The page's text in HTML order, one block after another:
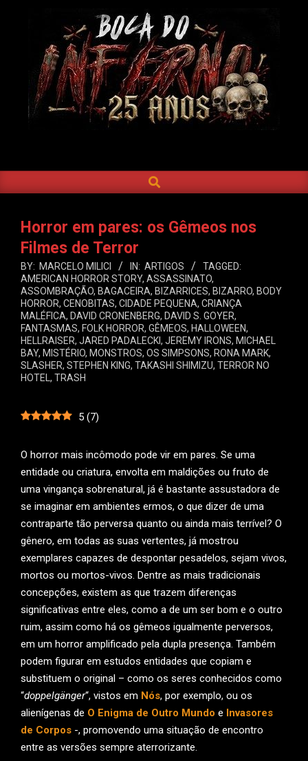
DO
INFERNO
Navigation
SEARCH
Horror em pares: os Gêmeos nos
Filmes de Terror
BY: MARCELO MILICI IN: ARTIGOS
TAGGED:
AMERICAN HORROR STORY, ASSASSINATO,
ASSOMBRAÇÃO, BAGACEIRA, BIZARRICES, BIZARRO, BODY
HORROR, CENOBITAS, CIDADE PEQUENA, CRIANÇA
MALÉFICA, DAVID CRONENBERG, DAVID S. GOYER,
FANTASMAS, FOLK HORROR, GÊMEOS, HALLOWEEN,
HELLRAISER, JARED PADALECKI, JEREMY IRONS, MICHAEL
BAY, MISTÉRIO, MONSTROS, OS SIMPSONS, RONA MARK,
SLASHER, STEPHEN KING, TAKASHI SHIMIZU, TERROR NO
HOTEL , TRASH
5 (7)
O horror mais incômodo pode vir em pares. Se uma
entidade ou criatura, envolta em maldições ou fruto de
uma vingança sobrenatural, já é bastante assustadora de
se imaginar em ambientes ermos, o que dizer de uma
contraparte tão perversa quanto ou ainda mais terrível? O
gênero, em todas as suas vertentes, já mostrou
exemplares capazes de despontar pesadelos, sejam vivos,
mortos ou mortos-vivos. Dentre as mais tradicionais
concepções, existem as que trazem diferenças
significativas entre eles, como a de um ser bom e o outro
ruim, assim como há os gêmeos igualmente perversos,
em um horror amplificado pela dupla presença. Também
podem figurar em estudos entidades que copiam e
substituem o original – como os seres conhecidos como
“doppelgänger“, vistos em Nós, por exemplo, ou os
alienígenas de O Enigma de Outro Mundo e Invasores
de Corpos -, promovendo uma situação de encontro
entre as versões sempre aterrorizante.